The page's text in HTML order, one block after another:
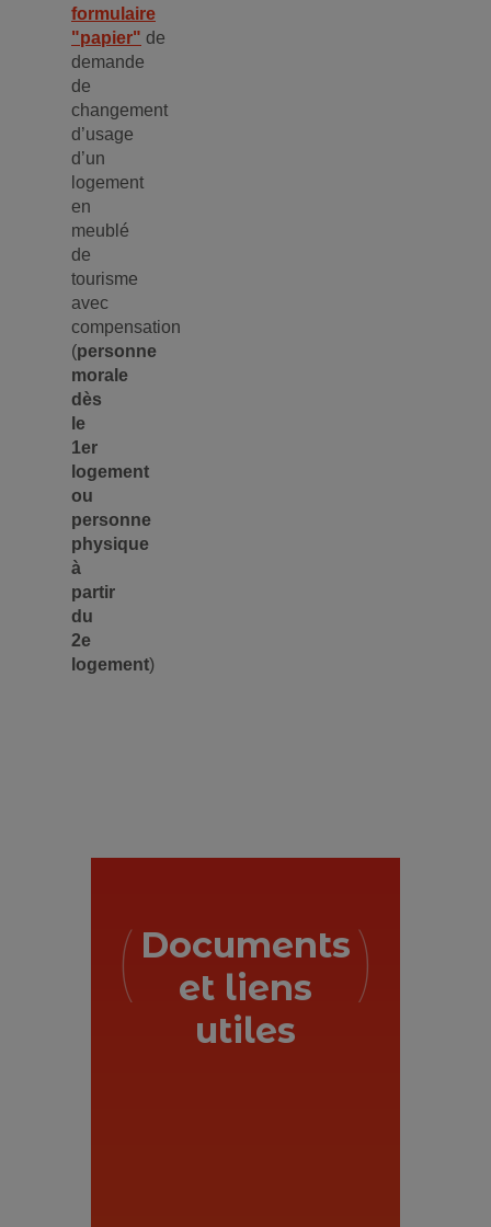
formulaire
"papier" de
demande
de
changement
d’usage
d’un
logement
en
meublé
de
tourisme
avec
compensation
(personne
morale
dès
le
1er
logement
ou
personne
physique
à
partir
du
2e
logement)
Documents
et liens
utiles